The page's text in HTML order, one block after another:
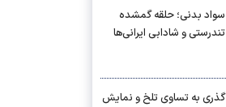
سواد بدنی؛ حلقه گمشده
تندرستی و شادابی ایرانی‌ها
گذری به تساوی تلخ و نمایش